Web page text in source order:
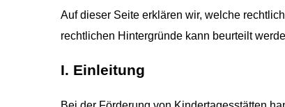
Auf dieser Seite erklären wir, welche
rechtlichen Hintergründe kann beurteilt
I. Einleitung